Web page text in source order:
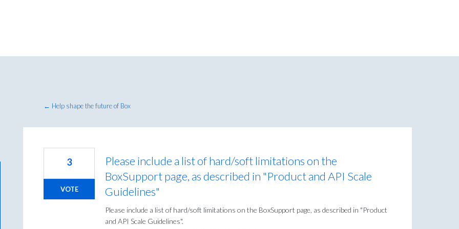
← Help shape the future of Box
Please include a list of hard/soft limitations on the
BoxSupport page, as described in "Product and API Scale
Guidelines"
Please include a list of hard/soft limitations on the BoxSupport page, as described in "Product
and API Scale Guidelines".
3
VOTE